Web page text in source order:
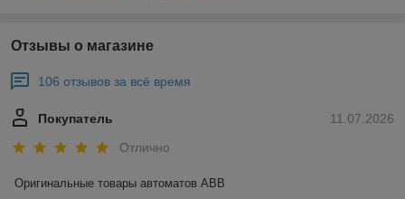
Отзывы о магазине
106 отзывов за всё время
11.07.2026
Покупатель
Отлично
Оригинальные товары автоматов ABB